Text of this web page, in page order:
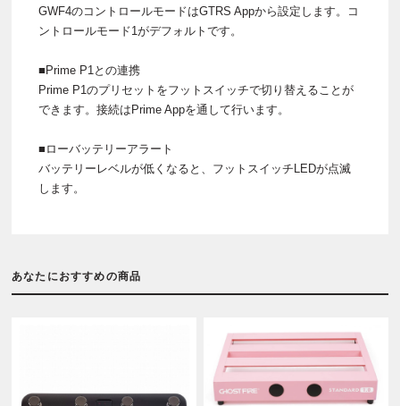
GWF4のコントロールモードはGTRS Appから設定します。コ
ントロールモード1がデフォルトです。
■Prime P1との連携
Prime P1のプリセットをフットスイッチで切り替えることが
できます。接続はPrime Appを通して行います。
■ローバッテリーアラート
バッテリーレベルが低くなると、フットスイッチLEDが点滅
します。
あなたにおすすめの商品